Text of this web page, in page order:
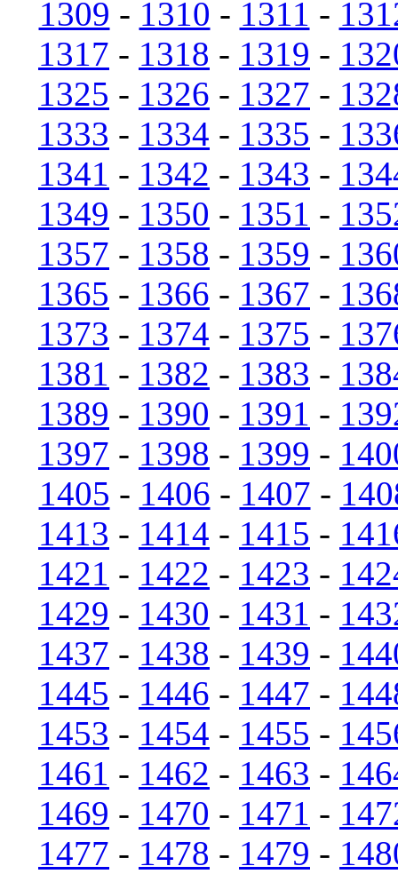
1309 - 1310 - 1311 -
1317 - 1318 - 1319 -
1325 - 1326 - 1327 -
1333 - 1334 - 1335 -
1341 - 1342 - 1343 -
1349 - 1350 - 1351 -
1357 - 1358 - 1359 -
1365 - 1366 - 1367 -
1373 - 1374 - 1375 -
1381 - 1382 - 1383 -
1389 - 1390 - 1391 -
1397 - 1398 - 1399 -
1405 - 1406 - 1407 -
1413 - 1414 - 1415 -
1421 - 1422 - 1423 -
1429 - 1430 - 1431 -
1437 - 1438 - 1439 -
1445 - 1446 - 1447 -
1453 - 1454 - 1455 -
1461 - 1462 - 1463 -
1469 - 1470 - 1471 -
1477 - 1478 - 1479 -